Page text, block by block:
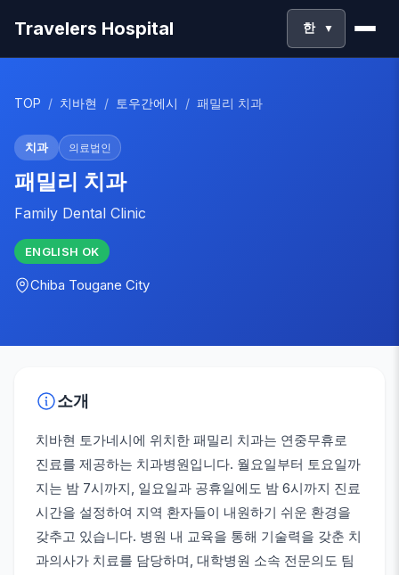
Travelers Hospital 한 ▼
TOP / 치바현 / 토우간에시 / 패밀리 치과
치과 의료법인
패밀리 치과
Family Dental Clinic
ENGLISH OK
Chiba Tougane City
소개
치바현 토가네시에 위치한 패밀리 치과는 연중무휴로
진료를 제공하는 치과병원입니다. 월요일부터 토요일까
지는 밤 7시까지, 일요일과 공휴일에도 밤 6시까지 진료
시간을 설정하여 지역 환자들이 내원하기 쉬운 환경을
갖추고 있습니다. 병원 내 교육을 통해 기술력을 갖춘 치
과의사가 치료를 담당하며, 대학병원 소속 전문의도 팀